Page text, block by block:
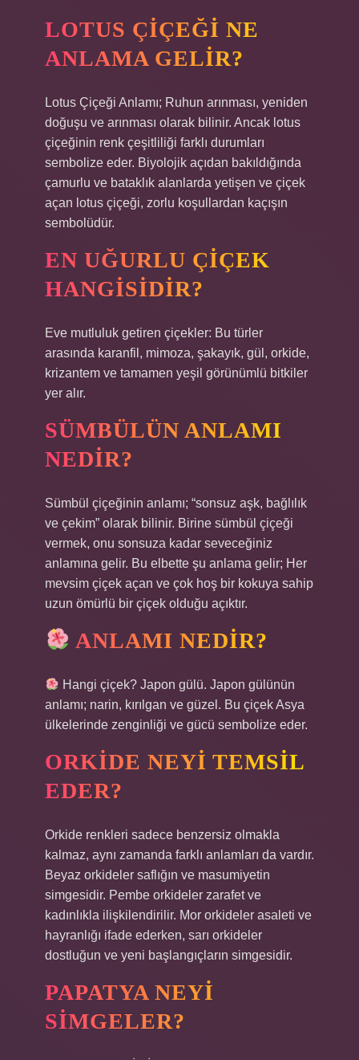
LOTUS ÇIÇEĞI NE
ANLAMA GELIR?
Lotus Çiçeği Anlamı; Ruhun arınması, yeniden
doğuşu ve arınması olarak bilinir. Ancak lotus
çiçeğinin renk çeşitliliği farklı durumları
sembolize eder. Biyolojik açıdan bakıldığında
çamurlu ve bataklık alanlarda yetişen ve çiçek
açan lotus çiçeği, zorlu koşullardan kaçışın
sembolüdür.
EN UĞURLU ÇIÇEK
HANGISIDIR?
Eve mutluluk getiren çiçekler: Bu türler
arasında karanfil, mimoza, şakayık, gül, orkide,
krizantem ve tamamen yeşil görünümlü bitkiler
yer alır.
SÜMBÜLÜN ANLAMI
NEDIR?
Sümbül çiçeğinin anlamı; “sonsuz aşk, bağlılık
ve çekim” olarak bilinir. Birine sümbül çiçeği
vermek, onu sonsuza kadar seveceğiniz
anlamına gelir. Bu elbette şu anlama gelir; Her
mevsim çiçek açan ve çok hoş bir kokuya sahip
uzun ömürlü bir çiçek olduğu açıktır.
ANLAMI NEDIR?
Hangi çiçek? Japon gülü. Japon gülünün
anlamı; narin, kırılgan ve güzel. Bu çiçek Asya
ülkelerinde zenginliği ve gücü sembolize eder.
ORKIDE NEYI TEMSIL
EDER?
Orkide renkleri sadece benzersiz olmakla
kalmaz, aynı zamanda farklı anlamları da vardır.
Beyaz orkideler saflığın ve masumiyetin
simgesidir. Pembe orkideler zarafet ve
kadınlıkla ilişkilendirilir. Mor orkideler asaleti ve
hayranlığı ifade ederken, sarı orkideler
dostluğun ve yeni başlangıçların simgesidir.
PAPATYA NEYI
SIMGELER?